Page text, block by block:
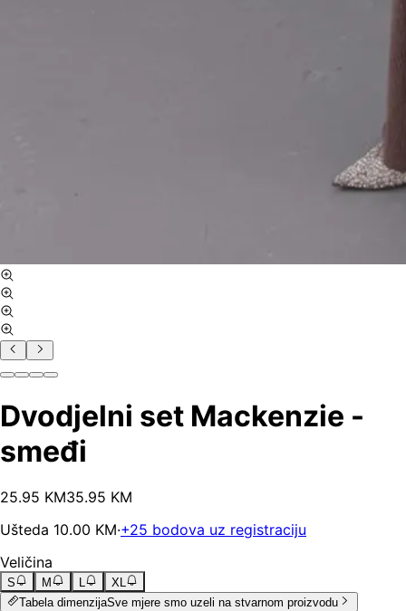
Dvodjelni set Mackenzie -
smeđi
25.95 KM35.95 KM
Ušteda 10.00 KM·+25 bodova uz registraciju
Veličina
S M L
XL
Tabela dimenzijaSve mjere smo uzeli na stvarnom proizvodu